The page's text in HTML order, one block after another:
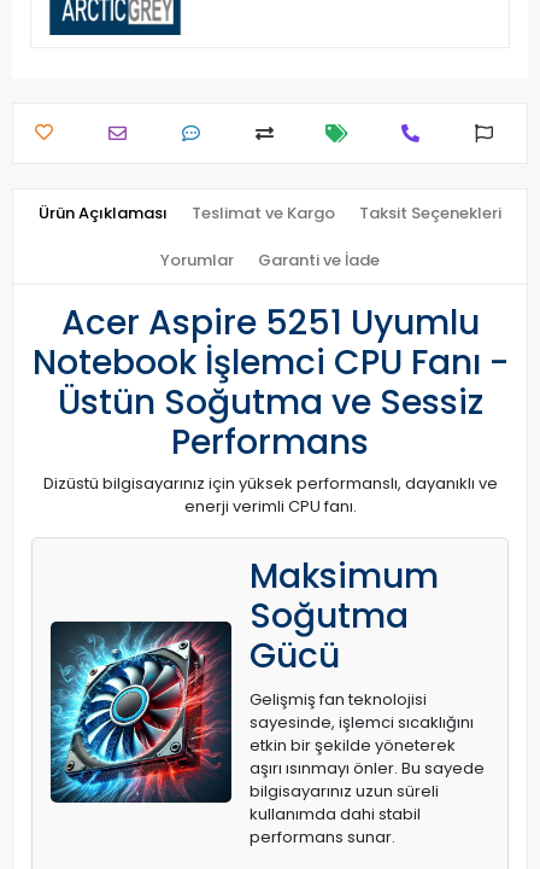
Ürün Açıklaması Teslimat ve Kargo Taksit Seçenekleri
Yorumlar Garanti ve İade
Acer Aspire 5251 Uyumlu
Notebook İşlemci CPU Fanı -
Üstün Soğutma ve Sessiz
Performans
Dizüstü bilgisayarınız için yüksek performanslı, dayanıklı ve
enerji verimli CPU fanı.
Maksimum
Soğutma
Gücü
Gelişmiş fan teknolojisi
sayesinde, işlemci sıcaklığını
etkin bir şekilde yöneterek
aşırı ısınmayı önler. Bu sayede
bilgisayarınız uzun süreli
kullanımda dahi stabil
performans sunar.